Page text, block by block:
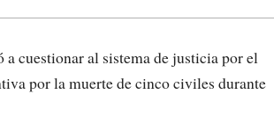
a cuestionar al sistema de justicia por el
por la muerte de cinco civiles durante